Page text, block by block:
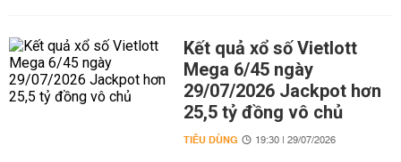
Kết quả xổ số Vietlott
Mega 6/45 ngày
29/07/2026 Jackpot hơn
25,5 tỷ đồng vô chủ
TIÊU DÙNG 19:30 | 29/07/2026